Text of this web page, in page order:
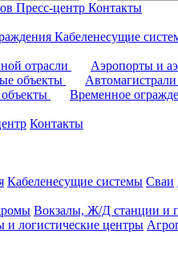
Пресс-центр Контакты
Кабеленесущие
отрасли Аэропорты и
объекты
Временное
Контакты
Кабеленесущие системы Cваи
Вокзалы, Ж/Д станции и
и логистические центры